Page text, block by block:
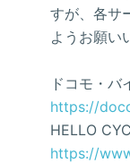
すが、各サ
ようお願い
ドコモ・バ
https://
HELLO
https://